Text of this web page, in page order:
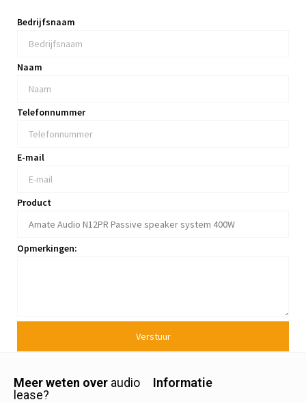
Bedrijfsnaam
Naam
Telefonnummer
E-mail
Product
Opmerkingen:
Verstuur
Meer weten over audio
lease?
Informatie